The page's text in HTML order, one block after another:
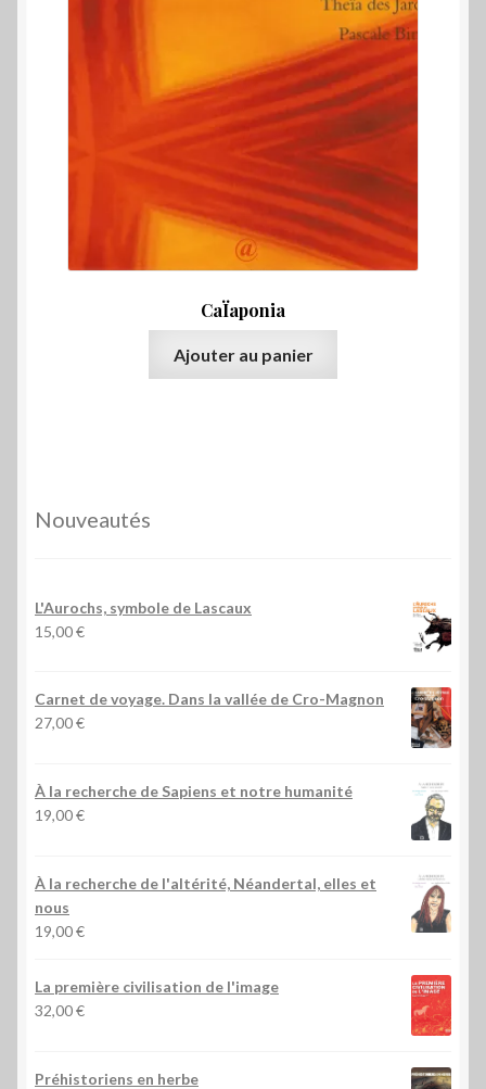
CaÏaponia
Ajouter au panier
Nouveautés
L'Aurochs, symbole de Lascaux
15,00€
Carnet de voyage. Dans la vallée de Cro-Magnon
27,00€
À la recherche de Sapiens et notre humanité
19,00€
À la recherche de l'altérité, Néandertal, elles et
nous
19,00€
La première civilisation de l'image
32,00€
Préhistoriens en herbe